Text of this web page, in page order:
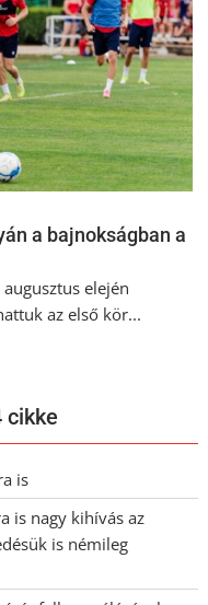
a bajnokságban a
elején
az első kör...
cikke
is
is nagy kihívás az
is némileg